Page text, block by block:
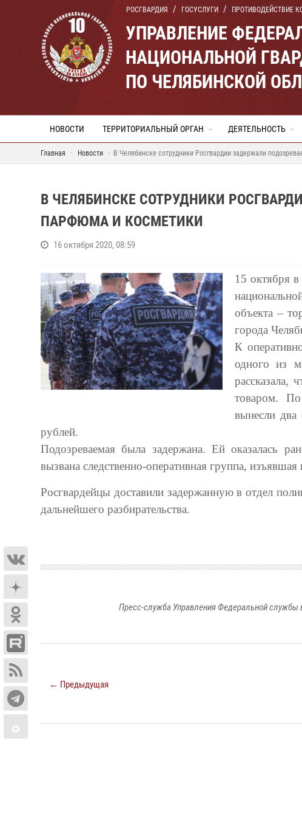
РОСГВАРДИЯ ГОСУСЛУГИ ПРОТИВОДЕЙСТВИЕ
УПРАВЛЕНИЕ
НАЦИОНАЛЬНОЙ
ПО ЧЕЛЯБИНСКОЙ
НОВОСТИ ТЕРРИТОРИАЛЬНЫЙ ОРГАН ДЕЯТЕЛЬНОСТЬ
Главная Новости В Челябинске сотрудники Росгвардии задержали
В ЧЕЛЯБИНСКЕ СОТРУДНИКИ
ПАРФЮМА И КОСМЕТИКИ
16 октября 2020, 08:59
15 октября
объекта –
города
К
одного из
рассказала,
товаром. По
вынесли
рублей.
Подозреваемая была задержана. Ей оказалась
вызвана следственно-оперативная группа,
Росгвардейцы доставили задержанную в отдел
дальнейшего разбирательства.
Пресс-служба Управления Федеральной службы
← Предыдущая